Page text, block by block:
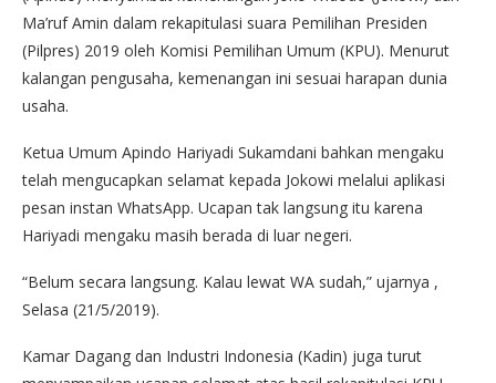
Ma’ruf Amin dalam rekapitulasi suara Pemilihan Presiden
(Pilpres) 2019 oleh Komisi Pemilihan Umum (KPU). Menurut
kalangan pengusaha, kemenangan ini sesuai harapan dunia
usaha.
Ketua Umum Apindo Hariyadi Sukamdani bahkan mengaku
telah mengucapkan selamat kepada Jokowi melalui aplikasi
pesan instan WhatsApp. Ucapan tak langsung itu karena
Hariyadi mengaku masih berada di luar negeri.
“Belum secara langsung. Kalau lewat WA sudah,” ujarnya ,
Selasa (21/5/2019).
Kamar Dagang dan Industri Indonesia (Kadin) juga turut